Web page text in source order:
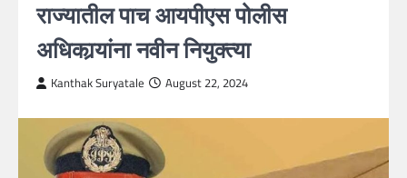
राज्यातील पाच आयपीएस पोलीस
अधिकार्‍यांना नवीन नियुक्त्या
Kanthak Suryatale August 22, 2024